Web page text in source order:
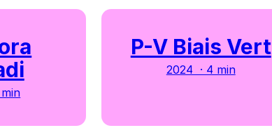
P-V Biais Vert
2024 · 4 min